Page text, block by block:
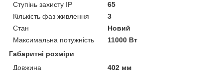
Ступінь захисту IP
65
Кількість фаз живлення
3
Стан
Новий
Максимальна потужність
11000 Вт
Габаритні розміри
Довжина
402 мм